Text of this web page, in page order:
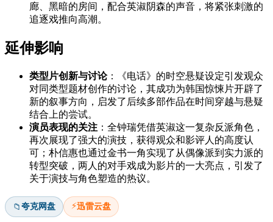
廊、黑暗的房间，配合英淑阴森的声音，将紧张刺激的
追逐戏推向高潮。
延伸影响
类型片创新与讨论：《电话》的时空悬疑设定引发观众
对同类型题材创作的讨论，其成功为韩国惊悚片开辟了
新的叙事方向，启发了后续多部作品在时间穿越与悬疑
结合上的尝试。
演员表现的关注 ：全钟瑞凭借英淑这一复杂反派角色，
再次展现了强大的演技，获得观众和影评人的高度认
可；朴信惠也通过金书一角实现了从偶像派到实力派的
转型突破，两人的对手戏成为影片的一大亮点，引发了
关于演技与角色塑造的热议。
📁夸克网盘 ⚡迅雷云盘